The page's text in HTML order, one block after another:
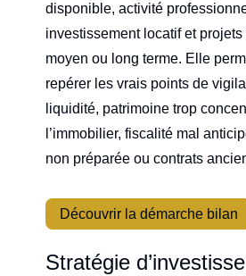
disponible, activité
investissement locatif et
moyen ou long terme. Elle
repérer les vrais points de
liquidité, patrimoine trop
l’immobilier, fiscalité mal
non préparée ou contrats
Découvrir la démarche bilan
Stratégie